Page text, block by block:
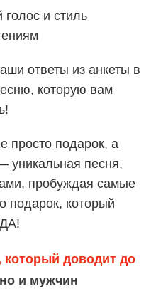
голос и стиль
ответы из анкеты в
которую вам
просто подарок, а
уникальная песня,
пробуждая самые
подарок, который
который доводит до
и мужчин